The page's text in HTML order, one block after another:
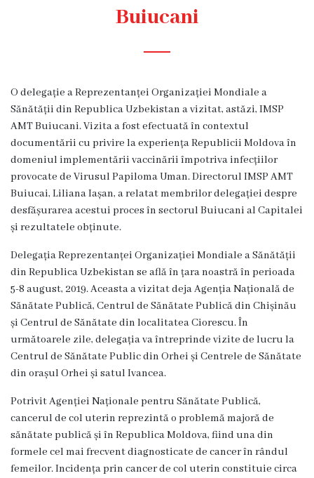
1
Secția
Medicină
de
Familie
2
Centrul
Femeii
Buiucani
Servicii
Consultative
Specializate
de
Ambulator
de
zi
Buiucani
O delegație a Reprezentanței Organizației Mondiale a
Sănătății din Republica Uzbekistan a vizitat, astăzi, IMSP
AMT Buiucani. Vizita a fost efectuată în contextul
documentării cu privire la experiența Republicii Moldova în
domeniul implementării vaccinării împotriva infecțiilor
provocate de Virusul Papiloma Uman. Directorul IMSP AMT
Buiucai, Liliana Iașan, a relatat membrilor delegației despre
desfășurarea acestui proces în sectorul Buiucani al Capitalei
și rezultatele obținute.
Delegația Reprezentanței Organizației Mondiale a Sănătății
din Republica Uzbekistan se află în țara noastră în perioada
5-8 august, 2019. Aceasta a vizitat deja Agenția Națională de
Sănătate Publică, Centrul de Sănătate Publică din Chișinău
și Centrul de Sănătate din localitatea Ciorescu. În
următoarele zile, delegația va întreprinde vizite de lucru la
Centrul de Sănătate Public din Orhei și Centrele de Sănătate
din orașul Orhei și satul Ivancea.
Potrivit Agenției Naționale pentru Sănătate Publică,
cancerul de col uterin reprezintă o problemă majoră de
sănătate publică și în Republica Moldova, fiind una din
formele cel mai frecvent diagnosticate de cancer în rândul
femeilor. Incidența prin cancer de col uterin constituie circa